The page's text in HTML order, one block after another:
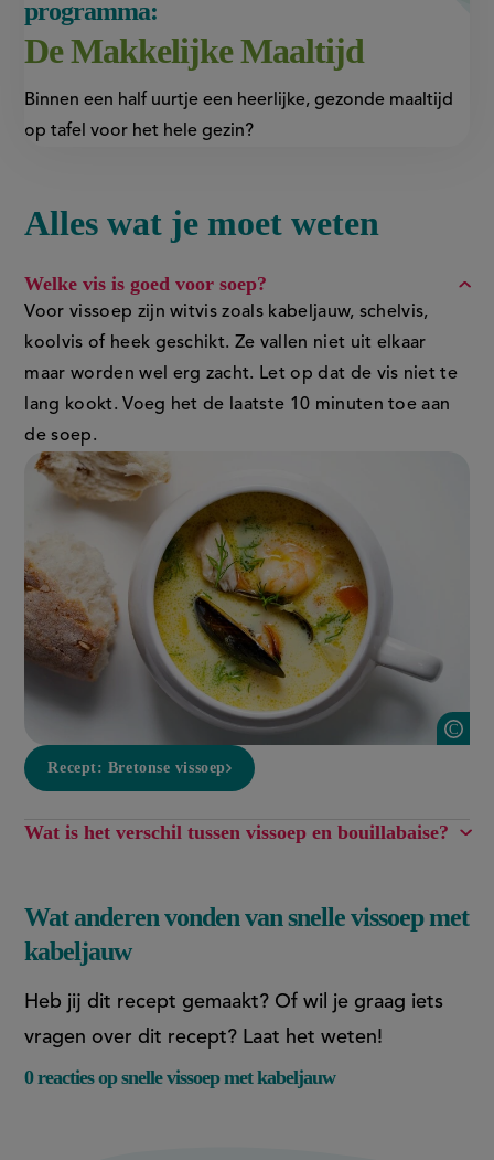
programma:
De Makkelijke Maaltijd
Binnen een half uurtje een heerlijke, gezonde maaltijd
op tafel voor het hele gezin?
FAQ
Alles wat je moet weten
Welke vis is goed voor soep?
Voor vissoep zijn witvis zoals kabeljauw, schelvis,
koolvis of heek geschikt. Ze vallen niet uit elkaar
maar worden wel erg zacht. Let op dat de vis niet te
lang kookt. Voeg het de laatste 10 minuten toe aan
de soep.
Recept: Bretonse vissoep
Wat is het verschil tussen vissoep en bouillabaise?
Wat anderen vonden van snelle vissoep met
kabeljauw
Heb jij dit recept gemaakt? Of wil je graag iets
vragen over dit recept? Laat het weten!
0 reacties op snelle vissoep met kabeljauw